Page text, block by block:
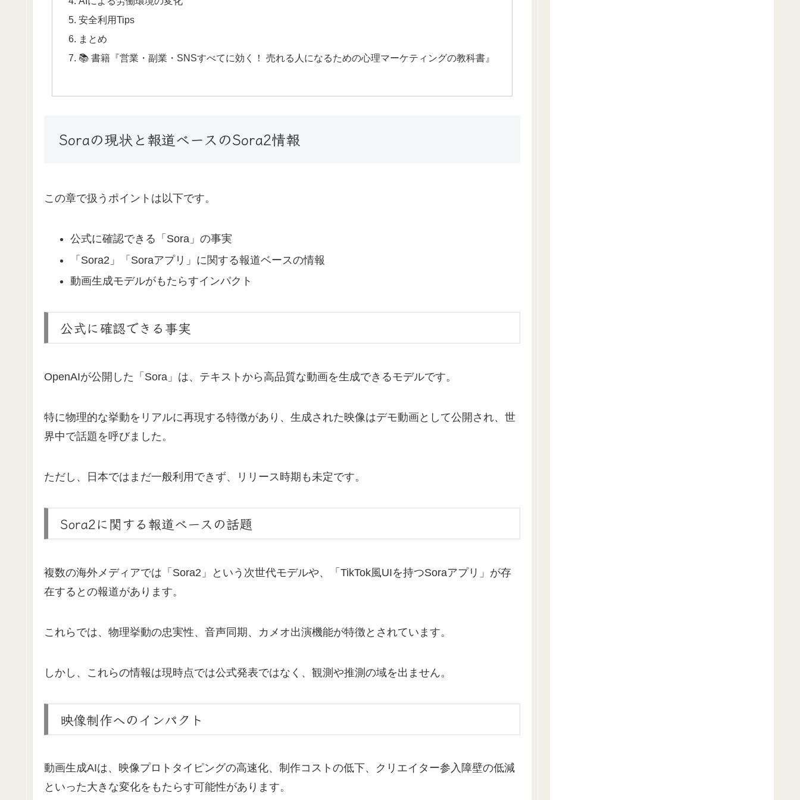
安全利用Tips
まとめ
📚 書籍『営業・副業・SNSすべてに効く！ 売れる人になるための心理マーケティングの教科書』
Soraの現状と報道ベースのSora2情報
この章で扱うポイントは以下です。
公式に確認できる「Sora」の事実
「Sora2」「Soraアプリ」に関する報道ベースの情報
動画生成モデルがもたらすインパクト
公式に確認できる事実
OpenAIが公開した「Sora」は、テキストから高品質な動画を生成できるモデルです。
特に物理的な挙動をリアルに再現する特徴があり、生成された映像はデモ動画として公開され、世
界中で話題を呼びました。
ただし、日本ではまだ一般利用できず、リリース時期も未定です。
Sora2に関する報道ベースの話題
複数の海外メディアでは「Sora2」という次世代モデルや、「TikTok風UIを持つSoraアプリ」が存
在するとの報道があります。
これらでは、物理挙動の忠実性、音声同期、カメオ出演機能が特徴とされています。
しかし、これらの情報は現時点では公式発表ではなく、観測や推測の域を出ません。
映像制作へのインパクト
動画生成AIは、映像プロトタイピングの高速化、制作コストの低下、クリエイター参入障壁の低減
といった大きな変化をもたらす可能性があります。